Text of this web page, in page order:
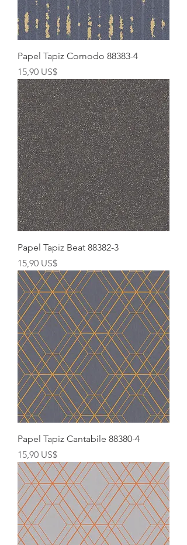
Papel Tapiz Comodo 88383-4
Precio
15,90 US$
Papel Tapiz Beat 88382-3
Precio
15,90 US$
Papel Tapiz Cantabile 88380-4
Precio
15,90 US$